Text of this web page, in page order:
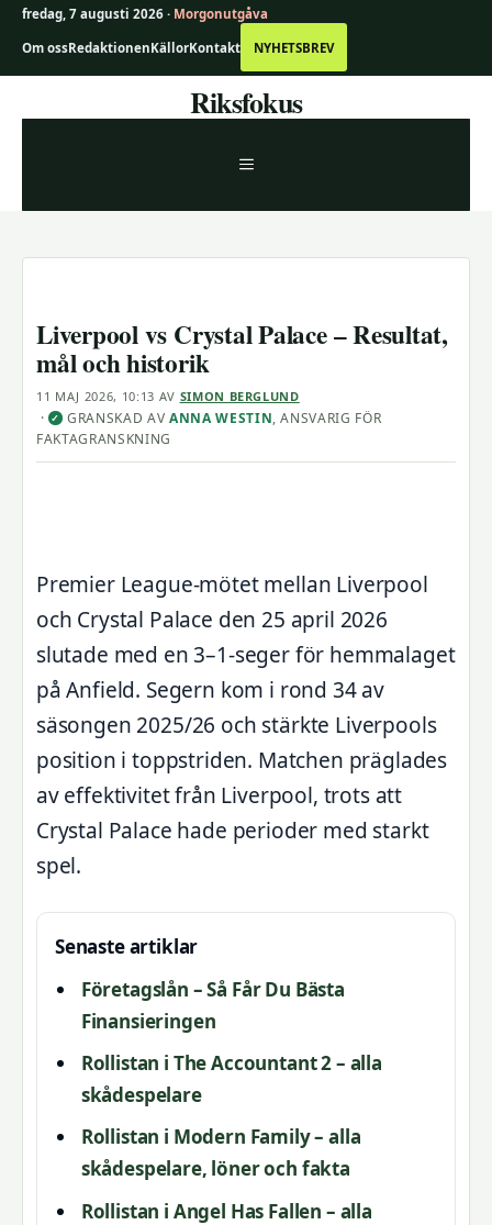
fredag, 7 augusti 2026 · Morgonutgåva
Om ossRedaktionenKällorKontakt NYHETSBREV
Riksfokus
MENY
Liverpool vs Crystal Palace – Resultat,
mål och historik
11 MAJ 2026, 10:13 AV SIMON BERGLUND
· ✓ GRANSKAD AV ANNA WESTIN, ANSVARIG FÖR
FAKTAGRANSKNING
Premier League-mötet mellan Liverpool
och Crystal Palace den 25 april 2026
slutade med en 3–1-seger för hemmalaget
på Anfield. Segern kom i rond 34 av
säsongen 2025/26 och stärkte Liverpools
position i toppstriden. Matchen präglades
av effektivitet från Liverpool, trots att
Crystal Palace hade perioder med starkt
spel.
Senaste artiklar
Företagslån – Så Får Du Bästa
Finansieringen
Rollistan i The Accountant 2 – alla
skådespelare
Rollistan i Modern Family – alla
skådespelare, löner och fakta
Rollistan i Angel Has Fallen – alla